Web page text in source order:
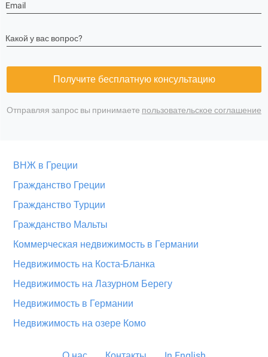
Email
Какой у вас вопрос?
Получите бесплатную консультацию
Отправляя запрос вы принимаете пользовательское соглашение
ВНЖ в Греции
Гражданство Греции
Гражданство Турции
Гражданство Мальты
Коммерческая недвижимость в Германии
Недвижимость на Коста-Бланка
Недвижимость на Лазурном Берегу
Недвижимость в Германии
Недвижимость на озере Комо